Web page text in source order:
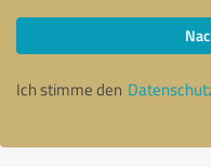
Ich stimme den